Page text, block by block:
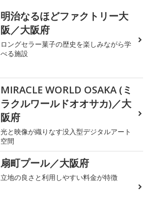
明治なるほどファクトリー大
阪／大阪府
ロングセラー菓子の歴史を楽しみながら学
べる施設
MIRACLE WORLD OSAKA (ミ
ラクルワールドオオサカ)／大
阪府
光と映像が織りなす没入型デジタルアート
空間
扇町プール／大阪府
立地の良さと利用しやすい料金が特徴